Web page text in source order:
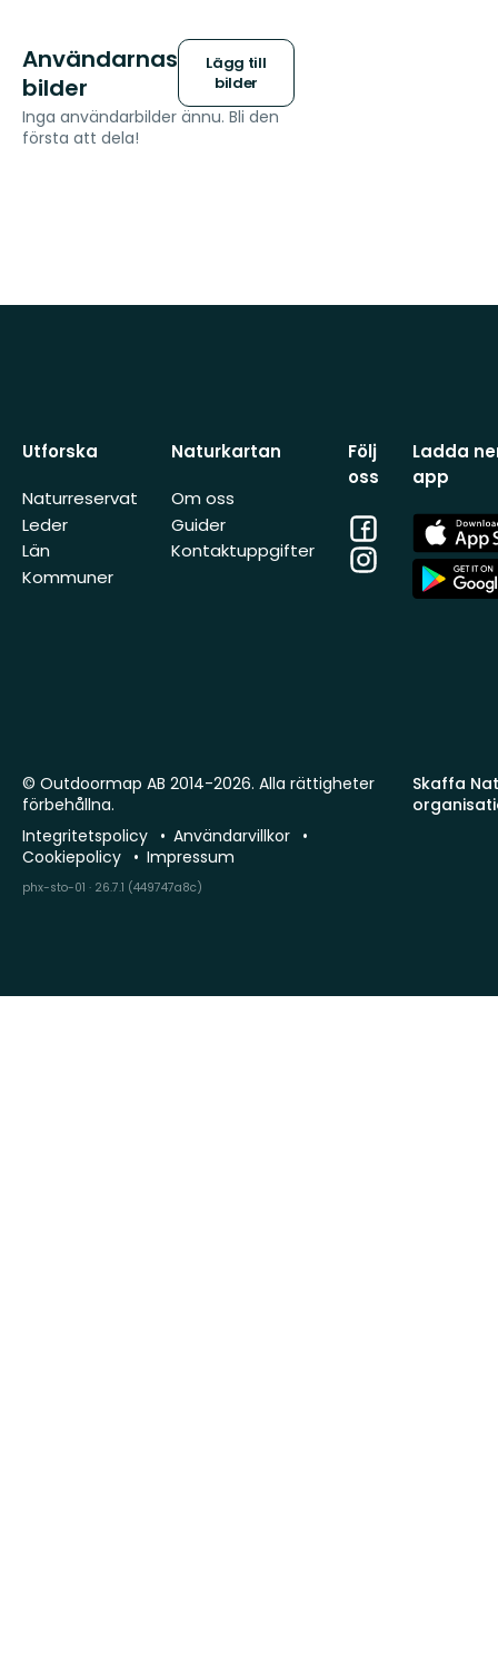
Användarnas
bilder
Lägg till
bilder
Inga användarbilder ännu. Bli den
första att dela!
Utforska
Naturreservat
Leder
Län
Kommuner
Naturkartan
Om oss
Guider
Kontaktuppgifter
Följ
oss
Facebook
Instagram
Ladda
app
App
Store
App
Store
Skaffa
© Outdoormap AB 2014-2026. Alla rättigheter
förbehållna.
Integritetspolicy
Användarvillkor
Cookiepolicy
Impressum
phx-sto-01 · 26.7.1 (449747a8c)